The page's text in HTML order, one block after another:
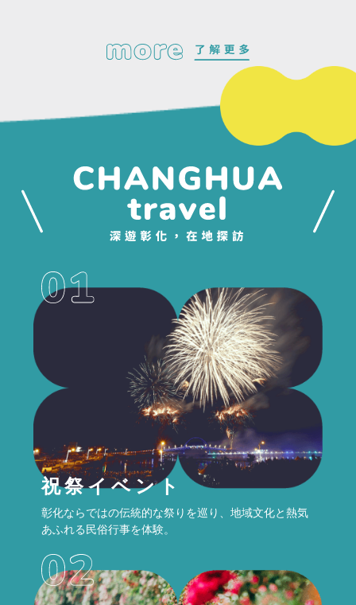
祝祭イベント
彰化ならではの伝統的な祭りを巡り、地域文化と熱気
あふれる民俗行事を体験。